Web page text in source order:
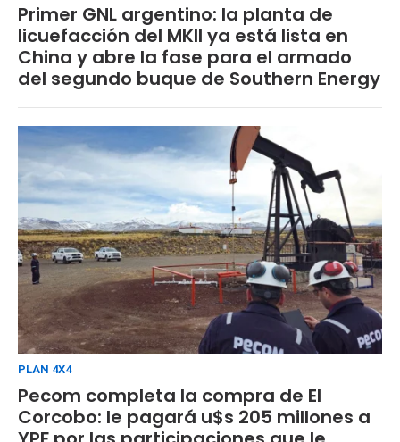
Primer GNL argentino: la planta de
licuefacción del MKII ya está lista en
China y abre la fase para el armado
del segundo buque de Southern Energy
PLAN 4X4
Pecom completa la compra de El
Corcobo: le pagará u$s 205 millones a